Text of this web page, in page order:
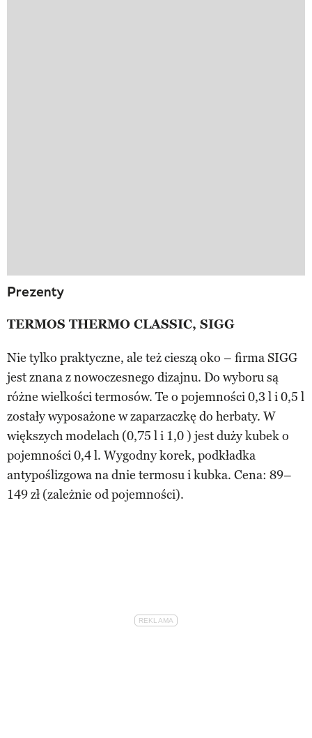
Prezenty
TERMOS THERMO CLASSIC, SIGG
Nie tylko praktyczne, ale też cieszą oko – firma SIGG
jest znana z nowoczesnego dizajnu. Do wyboru są
różne wielkości termosów. Te o pojemności 0,3 l i 0,5 l
zostały wyposażone w zaparzaczkę do herbaty. W
większych modelach (0,75 l i 1,0 ) jest duży kubek o
pojemności 0,4 l. Wygodny korek, podkładka
antypoślizgowa na dnie termosu i kubka. Cena: 89–
149 zł (zależnie od pojemności).